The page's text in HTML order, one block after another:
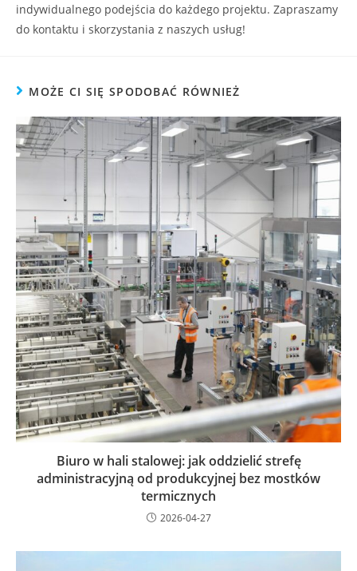
indywidualnego podejścia do każdego projektu. Zapraszamy
do kontaktu i skorzystania z naszych usług!
MOŻE CI SIĘ SPODOBAĆ RÓWNIEŻ
Biuro w hali stalowej: jak oddzielić strefę
administracyjną od produkcyjnej bez mostków
termicznych
2026-04-27